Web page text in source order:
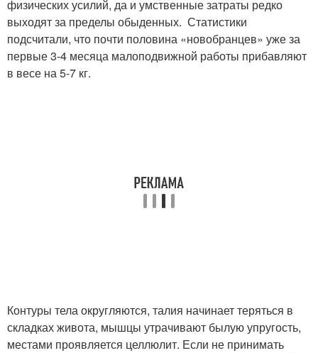
физических усилий, да и умственные затраты редко
выходят за пределы обыденных. Статистики
подсчитали, что почти половина «новобранцев» уже за
первые 3-4 месяца малоподвижной работы прибавляют
в весе на 5-7 кг.
Контуры тела округляются, талия начинает теряться в
складках живота, мышцы утрачивают былую упругость,
местами проявляется целлюлит. Если не принимать